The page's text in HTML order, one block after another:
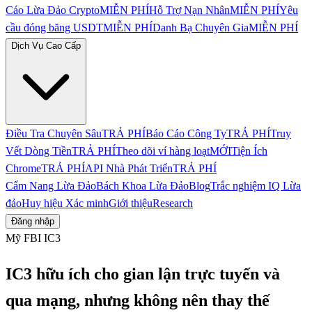
Cáo Lừa Đảo CryptoMIỄN PHÍHỗ Trợ Nạn NhânMIỄN PHÍYêu
cầu đóng băng USDTMIỄN PHÍDanh Bạ Chuyên GiaMIỄN PHÍ
Dịch Vụ Cao Cấp
Điều Tra Chuyên SâuTRẢ PHÍBáo Cáo Công TyTRẢ PHÍTruy
Vết Dòng TiềnTRẢ PHÍTheo dõi ví hàng loạtMỚITiện Ích
ChromeTRẢ PHÍAPI Nhà Phát TriểnTRẢ PHÍ
Cẩm Nang Lừa ĐảoBách Khoa Lừa ĐảoBlogTrắc nghiệm IQ Lừa
đảoHuy hiệu Xác minhGiới thiệuResearch
Đăng nhập
Mỹ FBI IC3
IC3 hữu ích cho gian lận trực tuyến và
qua mạng, nhưng không nên thay thế